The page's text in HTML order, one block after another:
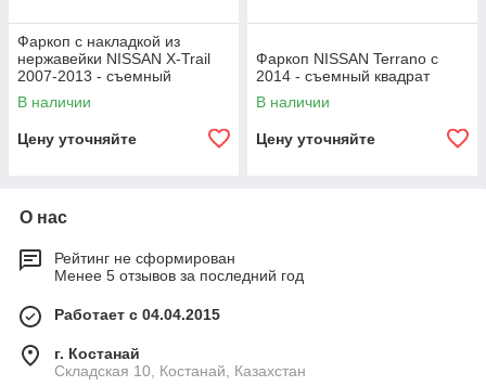
Фаркоп с накладкой из
нержавейки NISSAN X-Trail
2007-2013 - съемный
квадрат
В наличии
Цену уточняйте
Фаркоп NISSAN Terrano c
2014 - съемный квадрат
В наличии
Цену уточняйте
О нас
Рейтинг не сформирован
Менее 5 отзывов за последний год
Работает с 04.04.2015
г. Костанай
Складская 10, Костанай, Казахстан